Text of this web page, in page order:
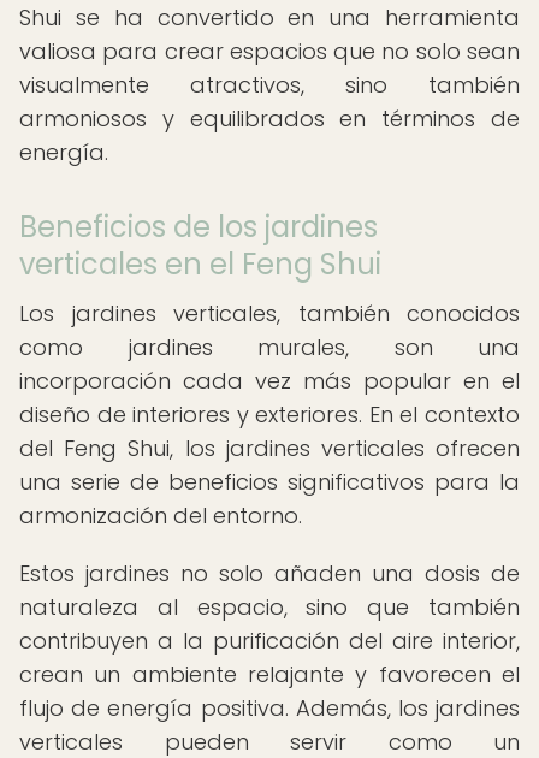
Shui se ha convertido en una herramienta
valiosa para crear espacios que no solo sean
visualmente atractivos, sino también
armoniosos y equilibrados en términos de
energía.
Beneficios de los jardines
verticales en el Feng Shui
Los jardines verticales, también conocidos
como jardines murales, son una
incorporación cada vez más popular en el
diseño de interiores y exteriores. En el contexto
del Feng Shui, los jardines verticales ofrecen
una serie de beneficios significativos para la
armonización del entorno.
Estos jardines no solo añaden una dosis de
naturaleza al espacio, sino que también
contribuyen a la purificación del aire interior,
crean un ambiente relajante y favorecen el
flujo de energía positiva. Además, los jardines
verticales pueden servir como un